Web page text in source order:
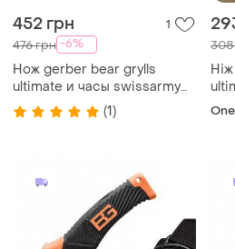
452 грн 1
476 грн -6%
Нож gerber bear grylls
ultimate и часы swissarmy
skl11-207637
(1)
308